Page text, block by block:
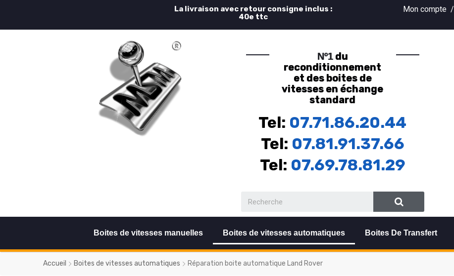
La livraison avec retour consigne inclus :
40e ttc
Mon compte /
Nº1du
reconditionnement
et des boites de
vitesses en échange
standard
Tel: 07.71.86.20.44
Tel: 07.81.91.37.66
Tel: 07.69.78.81.29
Boites de vitesses manuelles Boites de vitesses automatiques Boites De Transfert
Accueil Boites de vitesses automatiques Réparation boite automatique Land Rover